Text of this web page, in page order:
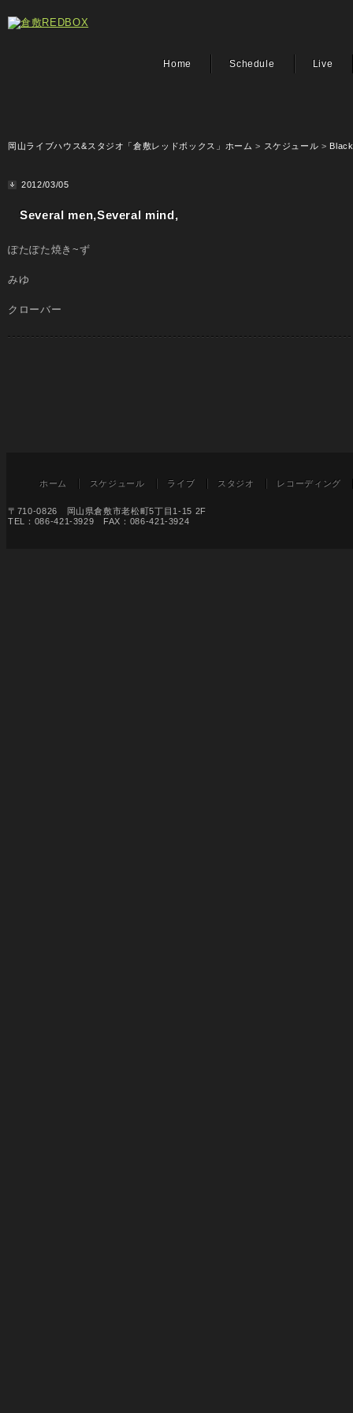
Home Schedule Live
岡山ライブハウス&スタジオ「倉敷レッドボックス」ホーム > スケジュール >
2012/03/05
Several men,Several mind,
ぽたぽた焼き~ず
みゆ
クローバー
ホーム スケジュール ライブ スタジオ レコーディング
〒710-0826 岡山県倉敷市老松町5丁目1-15 2F
TEL：086-421-3929 FAX：086-421-3924